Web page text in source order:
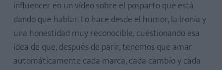
influencer en un vídeo sobre el posparto que está
dando que hablar. Lo hace desde el humor, la ironía y
una honestidad muy reconocible, cuestionando esa
idea de que, después de parir, tenemos que amar
automáticamente cada marca, cada cambio y cada